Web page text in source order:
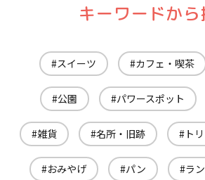
キーワードから
スイーツ カフェ・喫茶
公園 パワースポット
雑貨 名所・旧跡 ト
おみやげ パン ラ